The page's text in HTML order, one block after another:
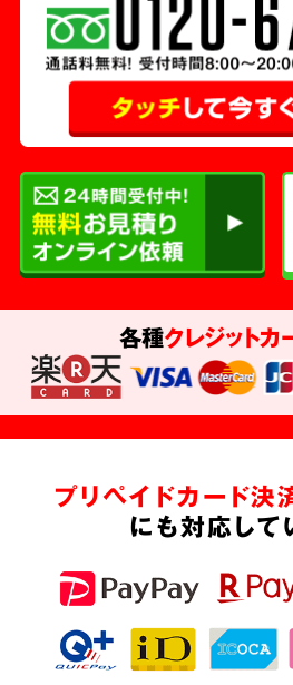
各種クレジットカ
プリペイドカード決
にも対応して